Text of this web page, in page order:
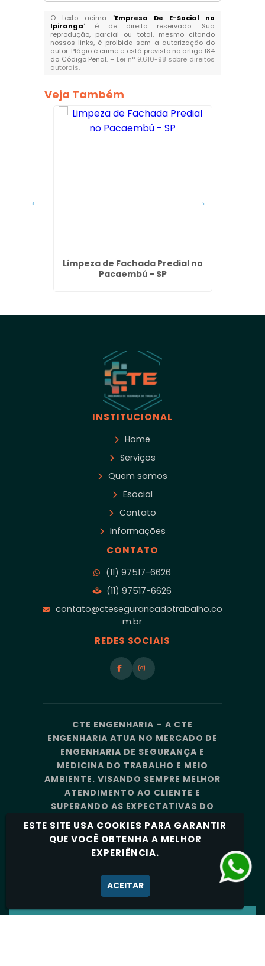
O texto acima "Empresa De E-Social no
Ipiranga" é de direito reservado. Sua
reprodução, parcial ou total, mesmo citando
nossos links, é proibida sem a autorização do
autor. Plágio é crime e está previsto no artigo 184
do Código Penal. – Lei n° 9.610-98 sobre direitos
autorais.
Veja Também
Limpeza de Fachada Predial no
Pacaembú - SP
INSTITUCIONAL
Home
Serviços
Quem somos
Esocial
Contato
Informações
CONTATO
(11) 97517-6626
(11) 97517-6626
contato@ctesegurancadotrabalho.co
m.br
REDES SOCIAIS
CTE ENGENHARIA – A CTE
ENGENHARIA ATUA NO MERCADO DE
ENGENHARIA DE SEGURANÇA E
MEDICINA DO TRABALHO E MEIO
AMBIENTE. VISANDO SEMPRE MELHOR
ATENDIMENTO AO CLIENTE E
SUPERANDO AS EXPECTATIVAS DO
MERCADO, A CTE ENGENHARIA
CONTA COM UMA EQUIPE DE
PROFISSIONAIS ALTAMENTE
Política de Privacidade
ESTE SITE USA COOKIES PARA GARANTIR
QUE VOCÊ OBTENHA A MELHOR
EXPERIÊNCIA.
ACEITAR